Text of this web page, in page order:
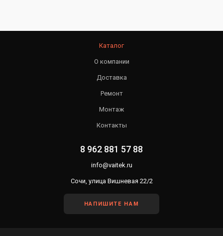
Каталог
О компании
Доставка
Ремонт
Монтаж
Контакты
8 962 881 57 88
info@vaitek.ru
Сочи, улица Вишневая 22/2
НАПИШИТЕ НАМ